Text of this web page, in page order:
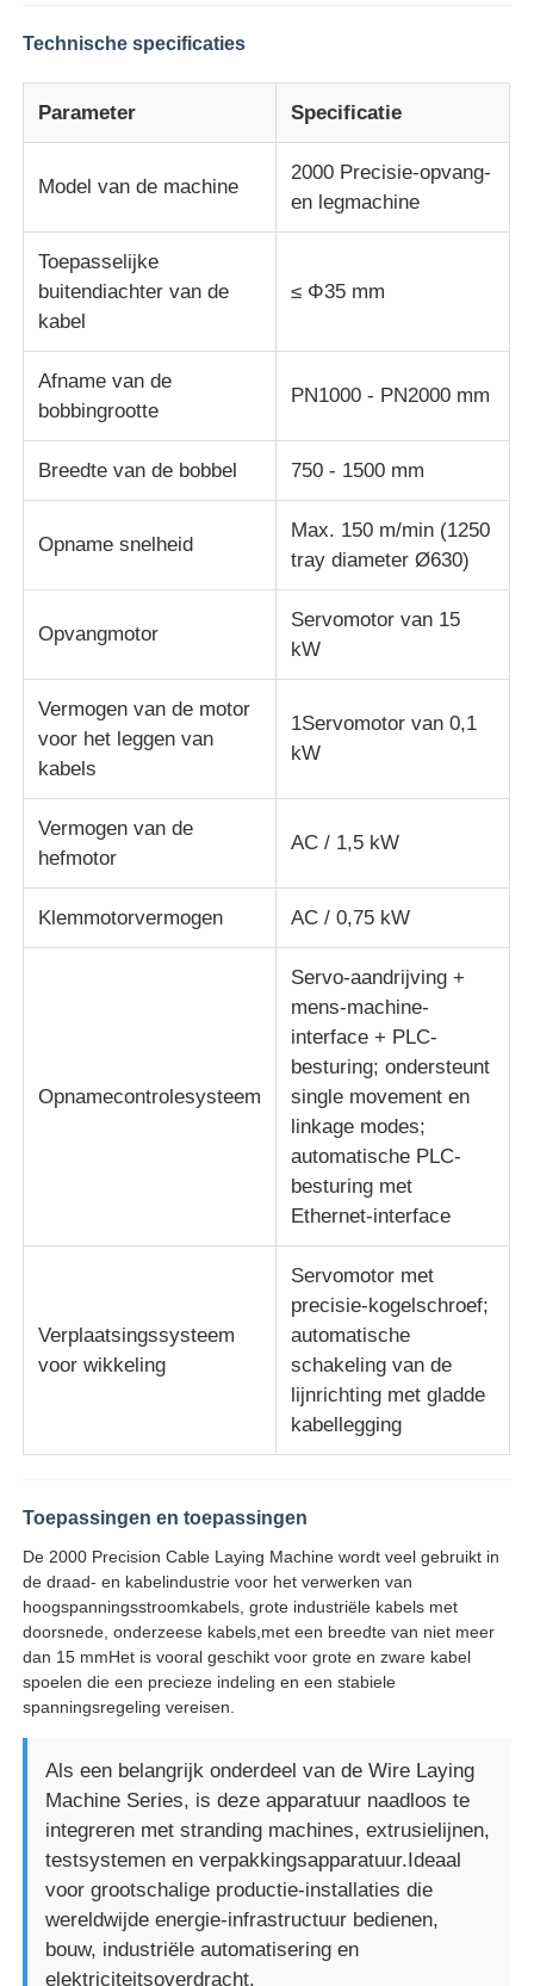
draad die machine vastlopen
Doppeldraaiende stroomachine
Gepantserde machine
Kies Draaimachine uit
Paar draaiende machine
terugspoelen machine
afstand van machine
Kabelverpakkingsmachine
met een vermogen van niet meer dan 10 W
Technische specificaties
Parameter Specificatie
Model van de machine
2000 Precisie-opvang-
en legmachine
Toepasselijke
buitendiachter van de
kabel
≤ Φ35 mm
Afname van de
bobbingrootte
PN1000 - PN2000 mm
Breedte van de bobbel 750 - 1500 mm
Opname snelheid
Max. 150 m/min (1250
tray diameter Ø630)
Opvangmotor
Servomotor van 15
kW
Vermogen van de motor
voor het leggen van
kabels
1Servomotor van 0,1
kW
Vermogen van de
hefmotor
AC / 1,5 kW
Klemmotorvermogen AC / 0,75 kW
Opnamecontrolesysteem
Servo-aandrijving +
mens-machine-
interface + PLC-
besturing; ondersteunt
single movement en
linkage modes;
automatische PLC-
besturing met
Ethernet-interface
Verplaatsingssysteem
voor wikkeling
Servomotor met
precisie-kogelschroef;
automatische
schakeling van de
lijnrichting met gladde
kabellegging
Toepassingen en toepassingen
De 2000 Precision Cable Laying Machine wordt veel gebruikt in
de draad- en kabelindustrie voor het verwerken van
hoogspanningsstroomkabels, grote industriële kabels met
doorsnede, onderzeese kabels,met een breedte van niet meer
dan 15 mmHet is vooral geschikt voor grote en zware kabel
spoelen die een precieze indeling en een stabiele
spanningsregeling vereisen.
Als een belangrijk onderdeel van de Wire Laying
Machine Series, is deze apparatuur naadloos te
integreren met stranding machines, extrusielijnen,
testsystemen en verpakkingsapparatuur.Ideaal
voor grootschalige productie-installaties die
wereldwijde energie-infrastructuur bedienen,
bouw, industriële automatisering en
elektriciteitsoverdracht.